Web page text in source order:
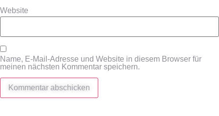
Website
Name, E-Mail-Adresse und Website in diesem Browser für
meinen nächsten Kommentar speichern.